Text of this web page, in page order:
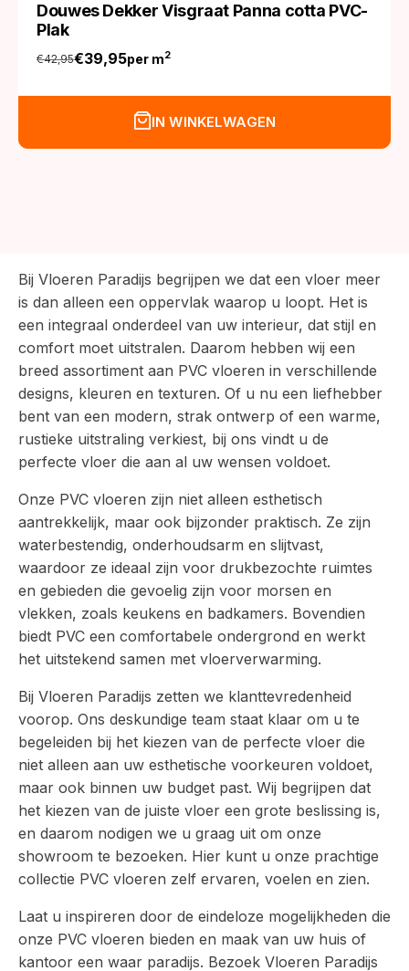
Douwes Dekker Visgraat Panna cotta PVC-
Plak
€42,95
Oorspronkelijke
prijs
€39,95
Huidige
prijs
per m2
IN WINKELWAGEN
Bij Vloeren Paradijs begrijpen we dat een vloer meer
is dan alleen een oppervlak waarop u loopt. Het is
een integraal onderdeel van uw interieur, dat stijl en
comfort moet uitstralen. Daarom hebben wij een
breed assortiment aan PVC vloeren in verschillende
designs, kleuren en texturen. Of u nu een liefhebber
bent van een modern, strak ontwerp of een warme,
rustieke uitstraling verkiest, bij ons vindt u de
perfecte vloer die aan al uw wensen voldoet.
Onze PVC vloeren zijn niet alleen esthetisch
aantrekkelijk, maar ook bijzonder praktisch. Ze zijn
waterbestendig, onderhoudsarm en slijtvast,
waardoor ze ideaal zijn voor drukbezochte ruimtes
en gebieden die gevoelig zijn voor morsen en
vlekken, zoals keukens en badkamers. Bovendien
biedt PVC een comfortabele ondergrond en werkt
het uitstekend samen met vloerverwarming.
Bij Vloeren Paradijs zetten we klanttevredenheid
voorop. Ons deskundige team staat klaar om u te
begeleiden bij het kiezen van de perfecte vloer die
niet alleen aan uw esthetische voorkeuren voldoet,
maar ook binnen uw budget past. Wij begrijpen dat
het kiezen van de juiste vloer een grote beslissing is,
en daarom nodigen we u graag uit om onze
showroom te bezoeken. Hier kunt u onze prachtige
collectie PVC vloeren zelf ervaren, voelen en zien.
Laat u inspireren door de eindeloze mogelijkheden die
onze PVC vloeren bieden en maak van uw huis of
kantoor een waar paradijs. Bezoek Vloeren Paradijs